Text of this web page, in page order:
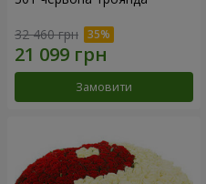
32 460 грн
Замовити